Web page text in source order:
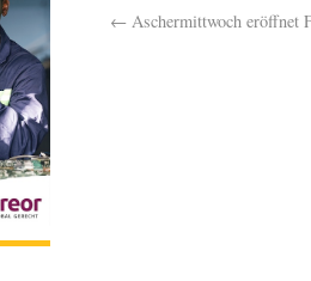
← Aschermittwoch eröffnet